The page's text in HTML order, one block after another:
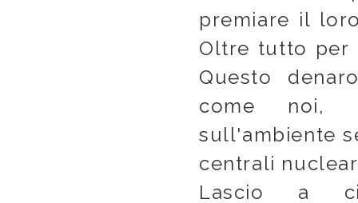
premiare il
Oltre tutto per
Questo
come noi,
sull'ambiente
centrali
Lascio a